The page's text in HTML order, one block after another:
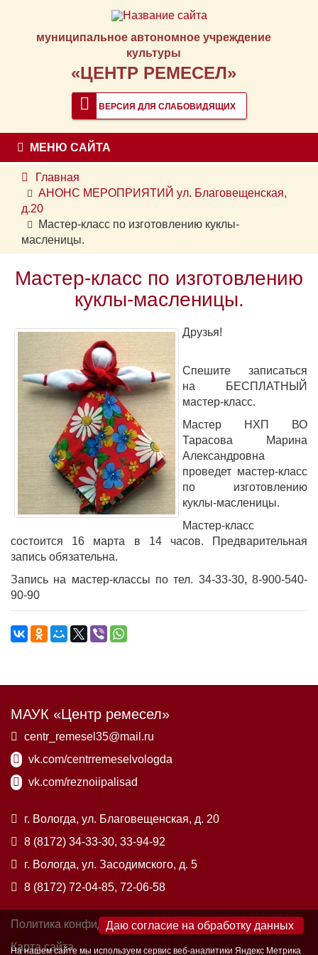
муниципальное автономное учреждение
культуры
«ЦЕНТР РЕМЕСЕЛ»
ВЕРСИЯ ДЛЯ СЛАБОВИДЯЩИХ
МЕНЮ САЙТА
Главная
АНОНС МЕРОПРИЯТИЙ ул. Благовещенская,
д.20
Мастер-класс по изготовлению куклы-
масленицы.
Мастер-класс по изготовлению
куклы-масленицы.
Друзья!
Спешите записаться
на БЕСПЛАТНЫЙ
мастер-класс.
Мастер НХП ВО
Тарасова Марина
Александровна
проведет мастер-класс
по изготовлению
куклы-масленицы.
Мастер-класс
состоится 16 марта в 14 часов. Предварительная
запись обязательна.
Запись на мастер-классы по тел. 34-33-30, 8-900-540-
90-90
На нашем сайте мы используем сервис веб-аналитики Яндекс Метрика
МАУК «Центр ремесел»
centr_remesel35@mail.ru
vk.com/centrremeselvologda
vk.com/reznoiipalisad
г. Вологда, ул. Благовещенская, д. 20
8 (8172) 34-33-30, 33-94-92
г. Вологда, ул. Засодимского, д. 5
8 (8172) 72-04-85, 72-06-58
Политика конфиденциальности
Карта сайта